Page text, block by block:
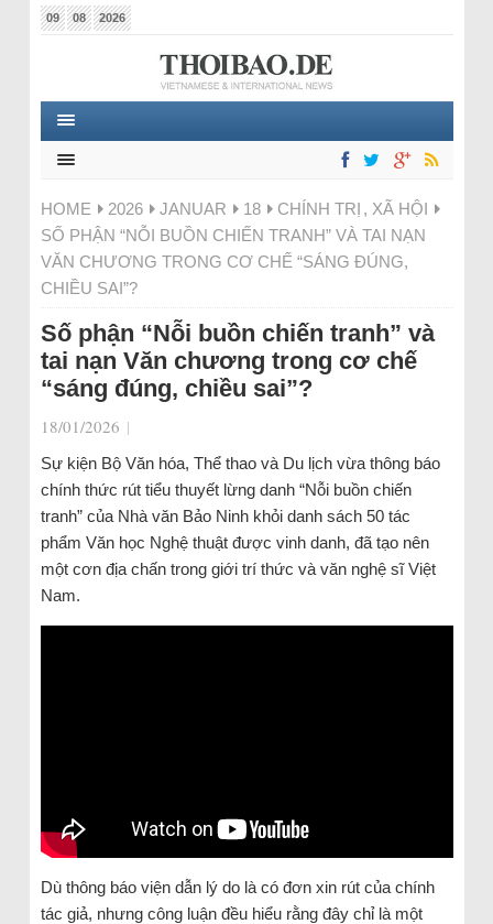
09 08 2026
HOME 2026 JANUAR 18 CHÍNH TRỊ , XÃ HỘI
SỐ PHẬN “NỖI BUỒN CHIẾN TRANH” VÀ TAI NẠN
VĂN CHƯƠNG TRONG CƠ CHẾ “SÁNG ĐÚNG,
CHIỀU SAI”?
Số phận “Nỗi buồn chiến tranh” và
tai nạn Văn chương trong cơ chế
“sáng đúng, chiều sai”?
18/01/2026 |
Sự kiện Bộ Văn hóa, Thể thao và Du lịch vừa thông báo
chính thức rút tiểu thuyết lừng danh “Nỗi buồn chiến
tranh” của Nhà văn Bảo Ninh khỏi danh sách 50 tác
phẩm Văn học Nghệ thuật được vinh danh, đã tạo nên
một cơn địa chấn trong giới trí thức và văn nghệ sĩ Việt
Nam.
Dù thông báo viện dẫn lý do là có đơn xin rút của chính
tác giả, nhưng công luận đều hiểu rằng đây chỉ là một